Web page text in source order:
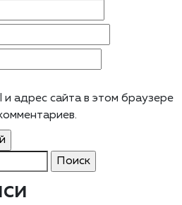
адрес сайта в этом браузере